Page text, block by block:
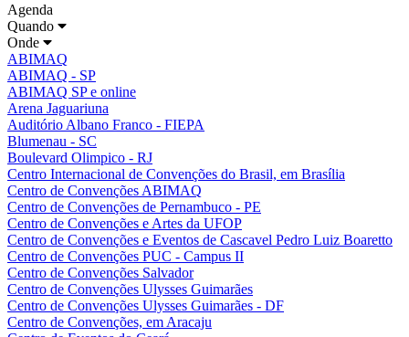
Agenda
Quando
Onde
ABIMAQ
ABIMAQ - SP
ABIMAQ SP e online
Arena Jaguariuna
Auditório Albano Franco - FIEPA
Blumenau - SC
Boulevard Olimpico - RJ
Centro Internacional de Convenções do Brasil, em Brasília
Centro de Convenções ABIMAQ
Centro de Convenções de Pernambuco - PE
Centro de Convenções e Artes da UFOP
Centro de Convenções e Eventos de Cascavel Pedro Luiz Boaretto
Centro de Convenções PUC - Campus II
Centro de Convenções Salvador
Centro de Convenções Ulysses Guimarães
Centro de Convenções Ulysses Guimarães - DF
Centro de Convenções, em Aracaju